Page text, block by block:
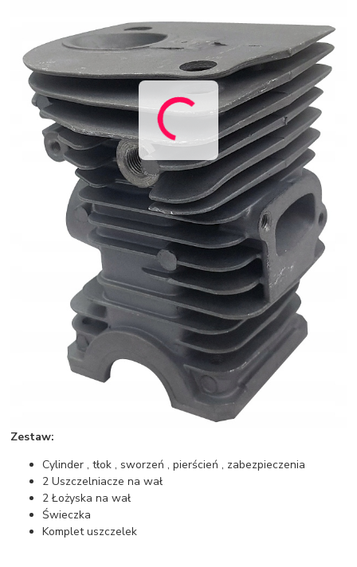
Zestaw:
Cylinder , tłok , sworzeń , pierścień , zabezpieczenia
2 Uszczelniacze na wał
2 Łożyska na wał
Świeczka
Komplet uszczelek